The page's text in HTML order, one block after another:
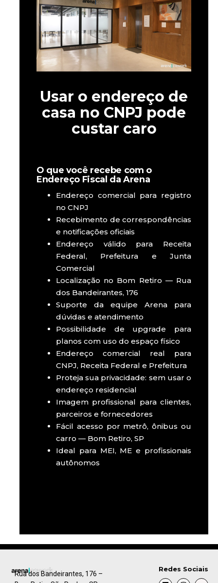
Usar o endereço de
casa no CNPJ pode
custar caro
O que você recebe com o
Endereço Fiscal da Arena
Endereço comercial para registro
no CNPJ
Recebimento de correspondências
e notificações oficiais
Endereço válido para Receita
Federal, Prefeitura e Junta
Comercial
Localização no Bom Retiro — Rua
dos Bandeirantes, 176
Suporte da equipe Arena para
dúvidas e atendimento
Possibilidade de upgrade para
planos com uso do espaço físico
Endereço comercial real para
CNPJ, Receita Federal e Prefeitura
Proteja sua privacidade: sem usar o
endereço residencial
Imagem profissional para clientes,
parceiros e fornecedores
Fácil acesso por metrô, ônibus ou
carro — Bom Retiro, SP
Ideal para MEI, ME e profissionais
autônomos
Rua dos Bandeirantes, 176 –
Redes Sociais